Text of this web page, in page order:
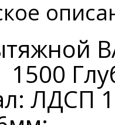
ЛДСП